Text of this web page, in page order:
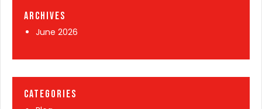
Archives
June 2026
Categories